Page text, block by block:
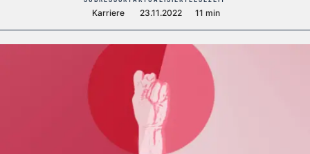
Karriere 23.11.2022 11 min